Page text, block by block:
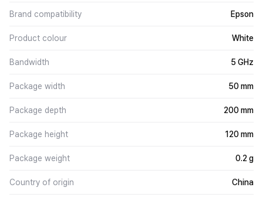
Brand compatibility Epson
Product colour White
Bandwidth 5 GHz
Package width 50 mm
Package depth 200 mm
Package height 120 mm
Package weight 0.2 g
Country of origin China